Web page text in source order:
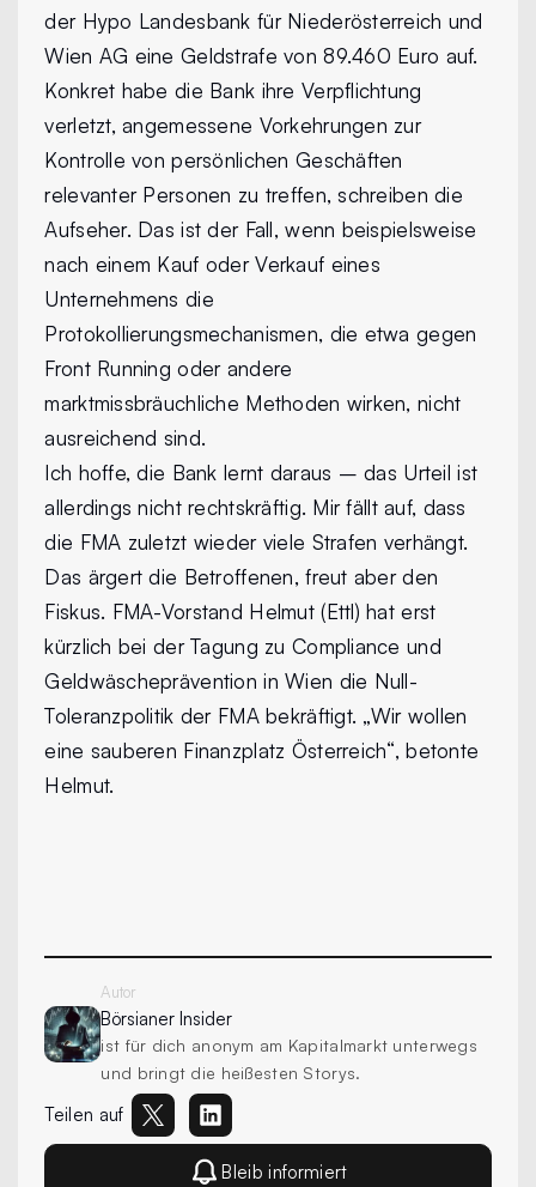
der Hypo Landesbank für Niederösterreich und
Wien AG eine Geldstrafe von 89.460 Euro auf.
Konkret habe die Bank ihre Verpflichtung
verletzt, angemessene Vorkehrungen zur
Kontrolle von persönlichen Geschäften
relevanter Personen zu treffen, schreiben die
Aufseher. Das ist der Fall, wenn beispielsweise
nach einem Kauf oder Verkauf eines
Unternehmens die
Protokollierungsmechanismen, die etwa gegen
Front Running oder andere
marktmissbräuchliche Methoden wirken, nicht
ausreichend sind.
Ich hoffe, die Bank lernt daraus – das Urteil ist
allerdings nicht rechtskräftig. Mir fällt auf, dass
die FMA zuletzt wieder viele Strafen verhängt.
Das ärgert die Betroffenen, freut aber den
Fiskus. FMA-Vorstand Helmut (Ettl) hat erst
kürzlich bei der Tagung zu Compliance und
Geldwäscheprävention in Wien die Null-
Toleranzpolitik der FMA bekräftigt. „Wir wollen
eine sauberen Finanzplatz Österreich“, betonte
Helmut.
Autor
Börsianer Insider
ist für dich anonym am Kapitalmarkt unterwegs
und bringt die heißesten Storys.
Teilen auf
Bleib informiert